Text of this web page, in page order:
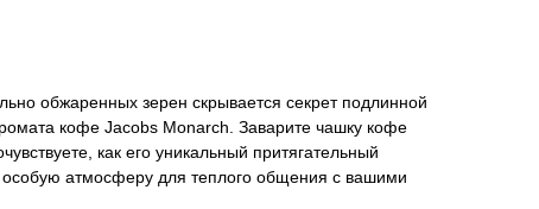
обжаренных зерен скрывается секрет подлинной
кофе Jacobs Monarch. Заварите чашку кофе
как его уникальный притягательный
особую атмосферу для теплого общения с вашими